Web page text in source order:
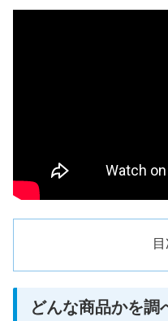
どんな商品かを調